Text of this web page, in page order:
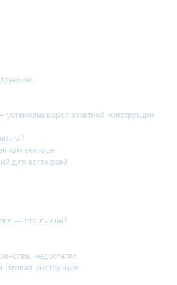
ворот откатной конструкции
секторе
для коттеджей
— что лучше?
недостатки
инструкция